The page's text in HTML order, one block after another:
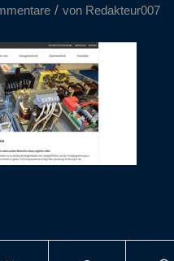
/ von Redakteur007